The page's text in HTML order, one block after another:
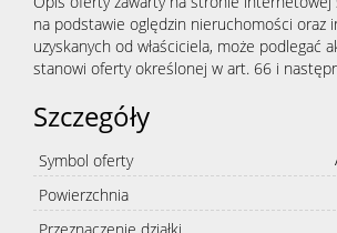
na podstawie oględzin nieruchomości oraz
uzyskanych od właściciela, może podlegać
stanowi oferty określonej w art. 66 i
Szczegóły
Symbol oferty
Powierzchnia